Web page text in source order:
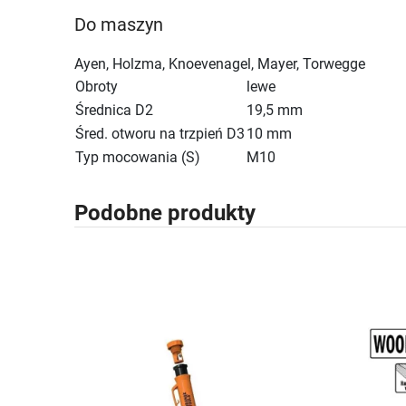
Do maszyn
Ayen, Holzma, Knoevenagel, Mayer, Torwegge
Obroty
lewe
Średnica D2
19,5 mm
Śred. otworu na trzpień D3 10 mm
Typ mocowania (S)
M10
Podobne produkty